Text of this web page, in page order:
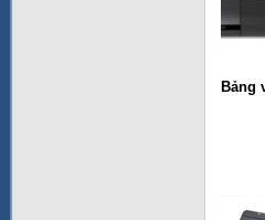
Bảng